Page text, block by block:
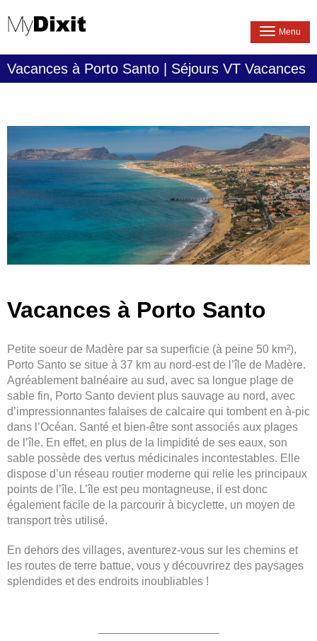
Menu
Vacances à Porto Santo | Séjours VT Vacances
Vacances à Porto Santo
Petite soeur de Madère par sa superficie (à peine 50 km²),
Porto Santo se situe à 37 km au nord-est de l’île de Madère.
Agréablement balnéaire au sud, avec sa longue plage de
sable fin, Porto Santo devient plus sauvage au nord, avec
d’impressionnantes falaises de calcaire qui tombent en à-pic
dans l’Océan. Santé et bien-être sont associés aux plages
de l’île. En effet, en plus de la limpidité de ses eaux, son
sable possède des vertus médicinales incontestables. Elle
dispose d’un réseau routier moderne qui relie les principaux
points de l’île. L’île est peu montagneuse, il est donc
également facile de la parcourir à bicyclette, un moyen de
transport très utilisé.
En dehors des villages, aventurez-vous sur les chemins et
les routes de terre battue, vous y découvrirez des paysages
splendides et des endroits inoubliables !